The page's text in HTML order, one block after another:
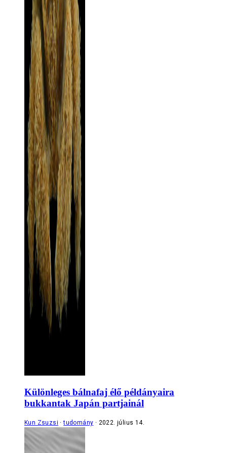
Különleges bálnafaj élő példányaira
bukkantak Japán partjainál
Kun Zsuzsi tudomány 2022. július 14.